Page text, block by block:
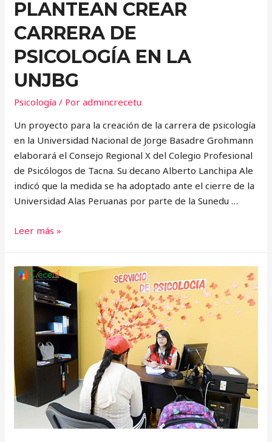
PLANTEAN CREAR
CARRERA DE
PSICOLOGÍA EN LA
UNJBG
Psicología / Poradmincrecetu
Un proyecto para la creación de la carrera de psicología
en la Universidad Nacional de Jorge Basadre Grohmann
elaborará el Consejo Regional X del Colegio Profesional
de Psicólogos de Tacna. Su decano Alberto Lanchipa Ale
indicó que la medida se ha adoptado ante el cierre de la
Universidad Alas Peruanas por parte de la Sunedu …
PLANTEAN
DE
PSICOLOGÍA
UNJBG
Leer más »